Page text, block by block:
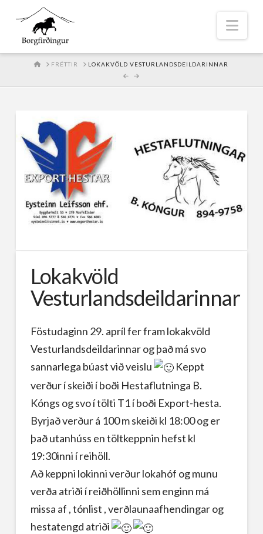
HOMEFRÉTTIR LOKAKVÖLD VESTURLANDSDEILDARINNAR
Lokakvöld
Vesturlandsdeildarinnar
Föstudaginn 29. apríl fer fram lokakvöld
Vesturlandsdeildarinnar og það má svo
sannarlega búast við veislu
Keppt
verður í skeiði í boði Hestaflutninga B.
Kóngs og svo í tölti T1 í boði Export-hesta.
Byrjað verður á 100 m skeiði kl 18:00 og er
það utanhúss en töltkeppnin hefst kl
19:30inni í reihöll.
Að keppni lokinni verður lokahóf og munu
verða atriði í reiðhöllinni sem enginn má
missa af , tónlist , verðlaunaafhendingar og
hestatengd atriði